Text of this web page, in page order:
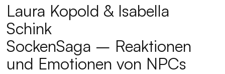
Laura Kopold & Isabella
Schink
SockenSaga – Reaktionen
und Emotionen von NPCs